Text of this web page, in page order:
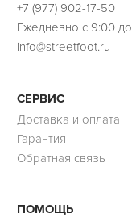
+7 (977) 902-17-50
Ежедневно с 9:00
info@streetfoot.ru
СЕРВИС
Доставка и оплата
Гарантия
Обратная связь
ПОМОЩЬ